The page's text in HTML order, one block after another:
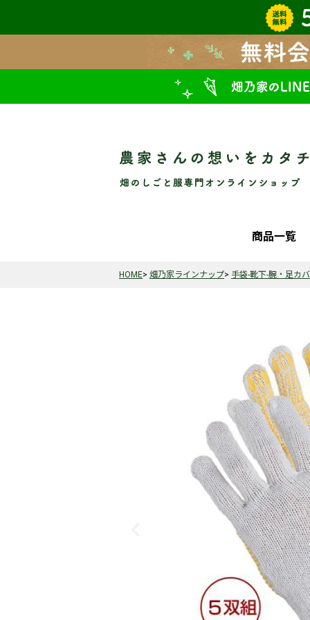
商品一覧
HOME 畑乃家ラインナップ 手袋-靴下-腕・足カ